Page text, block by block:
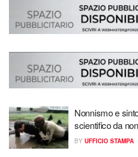
Nonnismo e
scientifico da
BY UFFICIO STAMPA